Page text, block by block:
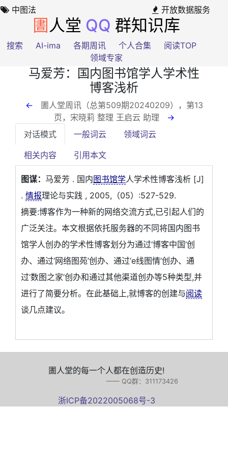
中图法 开放数据服务
圕 人堂 QQ 群知识库
搜索 AI-ima 各期周讯 个人合集
阅读TOP
领域专家
马爱芳：国内图书馆学人学术性
博客浅析
←
圕人堂周讯（总第509期20240209），第13
页 ，宋晓莉 整理 王启云 助理
→
对话模式
一般词云 领域词云
相关内容 引用本文
图谋： 马爱芳 . 国内图书馆学人学术性博客浅析 [J]
. 情报理论与实践 , 2005,（05）:527-529.
摘要:博客作为一种新的网络交流方式,已引起人们的
广泛关注。本文根据依托服务器的不同将国内图书
馆学人创办的学术性博客划分为通过‘博客中国’创
办、通过‘网络图苑’创办、通过‘e线图情’创办、通
过‘数图之家’创办和通过其他渠道创办等5种类型,并
进行了简要分析。在此基础上,就博客的创建与阅读
谈几点建议。
圕人堂的每一个人都在创造历史!
—— QQ群：311173426
浙ICP备2022005068号-3